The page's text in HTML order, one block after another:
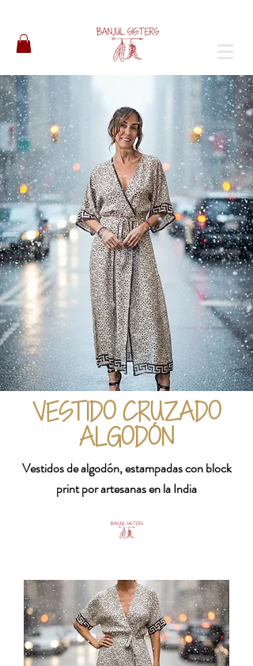
VESTIDO CRUZADO
ALGODÓN
Vestidos de algodón, estampadas con block
print por artesanas en la India